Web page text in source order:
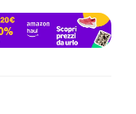
Il display da
e area visibile